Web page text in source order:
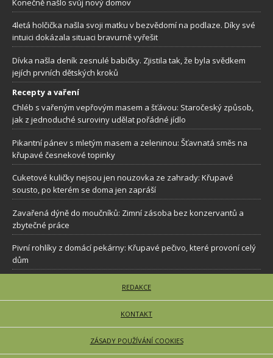
4letá holčička našla svoji matku v bezvědomí na podlaze. Díky své
intuici dokázala situaci bravurně vyřešit
Dívka našla deník zesnulé babičky. Zjistila tak, že byla svědkem
jejích prvních dětských kroků
Recepty a vaření
Chléb s vařeným vepřovým masem a šťávou: Staročeský způsob,
jak z jednoduché suroviny udělat pořádné jídlo
Pikantní pánev s mletým masem a zeleninou: Šťavnatá směs na
křupavé česnekové topinky
Cuketové kuličky nejsou jen nouzovka ze zahrady: Křupavé
sousto, po kterém se doma jen zapráší
Zavařená dýně do moučníků: Zimní zásoba bez konzervantů a
zbytečné práce
Pivní rohlíky z domácí pekárny: Křupavé pečivo, které provoní celý
dům
REDAKCE
KONTAKT
ZÁSADY POUŽÍVÁNÍ COOKIES